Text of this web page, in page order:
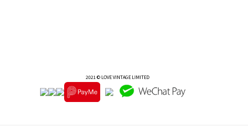
2021 © LOVE VINTAGE LIMITED